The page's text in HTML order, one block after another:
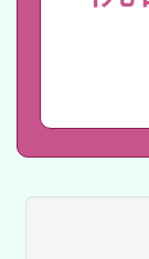
桃
開
招
招)
適
暨